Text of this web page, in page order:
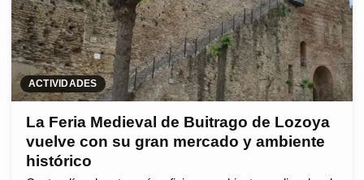
ACTIVIDADES
La Feria Medieval de Buitrago de Lozoya
vuelve con su gran mercado y ambiente
histórico